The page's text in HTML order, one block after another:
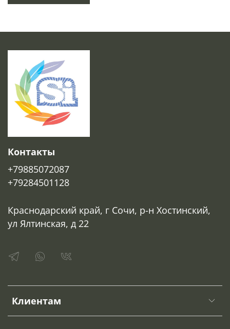
Клиентам
Контакты
+79885072087
+79284501128
Краснодарский край, г Сочи, р-н Хостинский,
ул Ялтинская, д 22